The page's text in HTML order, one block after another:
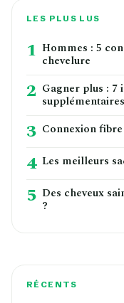
LES PLUS LUS
1 Hommes : 5
chevelure
2 Gagner plus : 7
supplémentaires
3 Connexion
4 Les meilleurs
5 Des cheveux
?
RÉCENTS